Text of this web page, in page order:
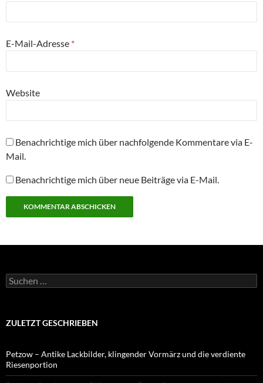
E-Mail-Adresse *
Website
Benachrichtige mich über nachfolgende Kommentare via E-
Mail.
Benachrichtige mich über neue Beiträge via E-Mail.
Suchen
nach:
ZULETZT GESCHRIEBEN
Petzow – Antike Lackbilder, klingender Vormärz und die verdiente
Riesenportion